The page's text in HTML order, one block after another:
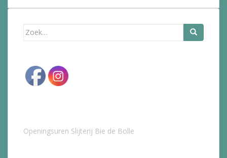
Zoek
Openingsuren Slijterij Bie de Bolle